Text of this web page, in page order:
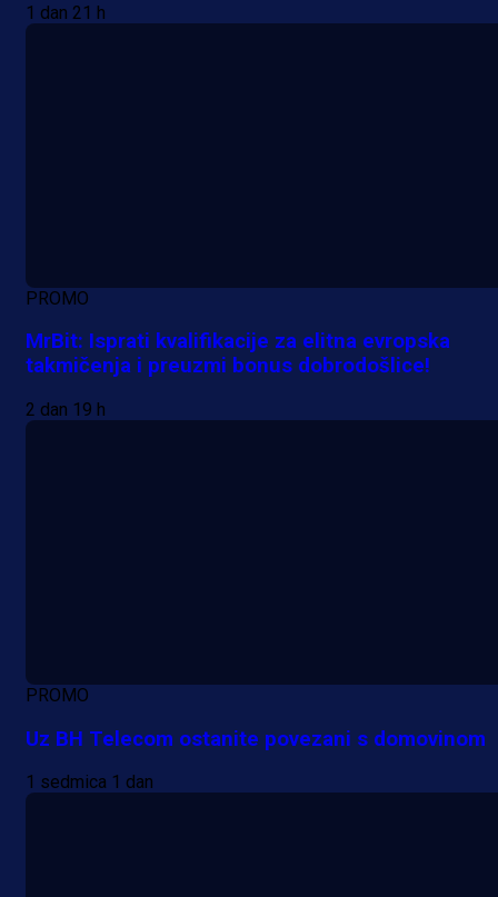
1 dan 21 h
PROMO
MrBit: Isprati kvalifikacije za elitna evropska
takmičenja i preuzmi bonus dobrodošlice!
2 dan 19 h
PROMO
Uz BH Telecom ostanite povezani s domovinom
1 sedmica 1 dan